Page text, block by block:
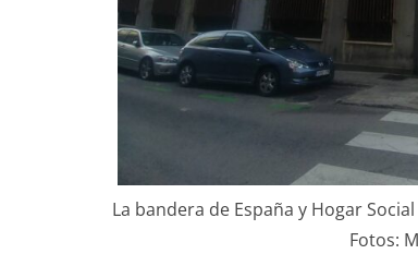
La bandera de España y Hogar
Fotos: